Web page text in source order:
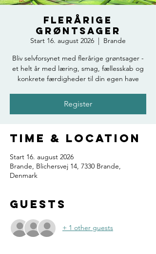
FLERÅRIGE
GRØNTSAGER
Start 16. august 2026
  |
Brande
Bliv selvforsynet med flerårige grøntsager -
et helt år med læring, smag, fællesskab og
konkrete færdigheder til din egen have
Register
Time & Location
Start 16. august 2026
Brande, Blichersvej 14, 7330 Brande,
Denmark
Guests
+ 1 other guests